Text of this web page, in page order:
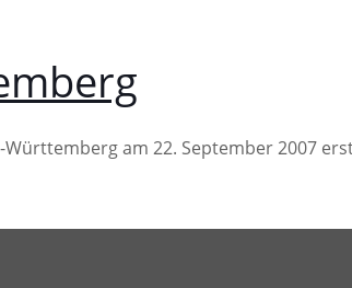
am 22. September 2007